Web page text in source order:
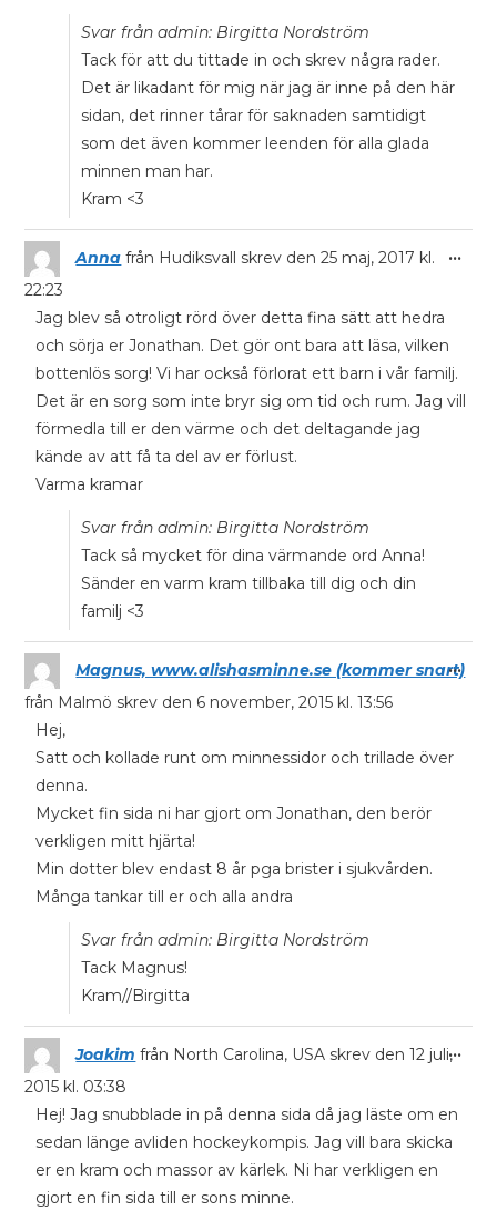
Svar från admin: Birgitta Nordström
Tack för att du tittade in och skrev några rader.
Det är likadant för mig när jag är inne på den här
sidan, det rinner tårar för saknaden samtidigt
som det även kommer leenden för alla glada
minnen man har.
Kram <3
Anna från Hudiksvall skrev den 25 maj, 2017 kl.
22:23
Jag blev så otroligt rörd över detta fina sätt att hedra
och sörja er Jonathan. Det gör ont bara att läsa, vilken
bottenlös sorg! Vi har också förlorat ett barn i vår familj.
Det är en sorg som inte bryr sig om tid och rum. Jag vill
förmedla till er den värme och det deltagande jag
kände av att få ta del av er förlust.
Varma kramar
Svar från admin: Birgitta Nordström
Tack så mycket för dina värmande ord Anna!
Sänder en varm kram tillbaka till dig och din
familj <3
...
Magnus, www.alishasminne.se (kommer snart)
från Malmö skrev den 6 november, 2015 kl. 13:56
Hej,
Satt och kollade runt om minnessidor och trillade över
denna.
Mycket fin sida ni har gjort om Jonathan, den berör
verkligen mitt hjärta!
Min dotter blev endast 8 år pga brister i sjukvården.
Många tankar till er och alla andra
Svar från admin: Birgitta Nordström
Tack Magnus!
Kram//Birgitta
...
Joakim från North Carolina, USA skrev den 12 juli,
2015 kl. 03:38
Hej! Jag snubblade in på denna sida då jag läste om en
sedan länge avliden hockeykompis. Jag vill bara skicka
er en kram och massor av kärlek. Ni har verkligen en
gjort en fin sida till er sons minne.
...